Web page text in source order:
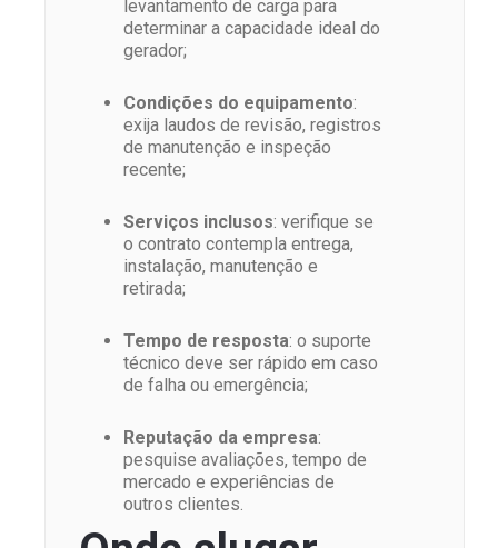
levantamento de carga para
determinar a capacidade ideal do
gerador;
Condições do equipamento:
exija laudos de revisão, registros
de manutenção e inspeção
recente;
Serviços inclusos: verifique se
o contrato contempla entrega,
instalação, manutenção e
retirada;
Tempo de resposta: o suporte
técnico deve ser rápido em caso
de falha ou emergência;
Reputação da empresa:
pesquise avaliações, tempo de
mercado e experiências de
outros clientes.